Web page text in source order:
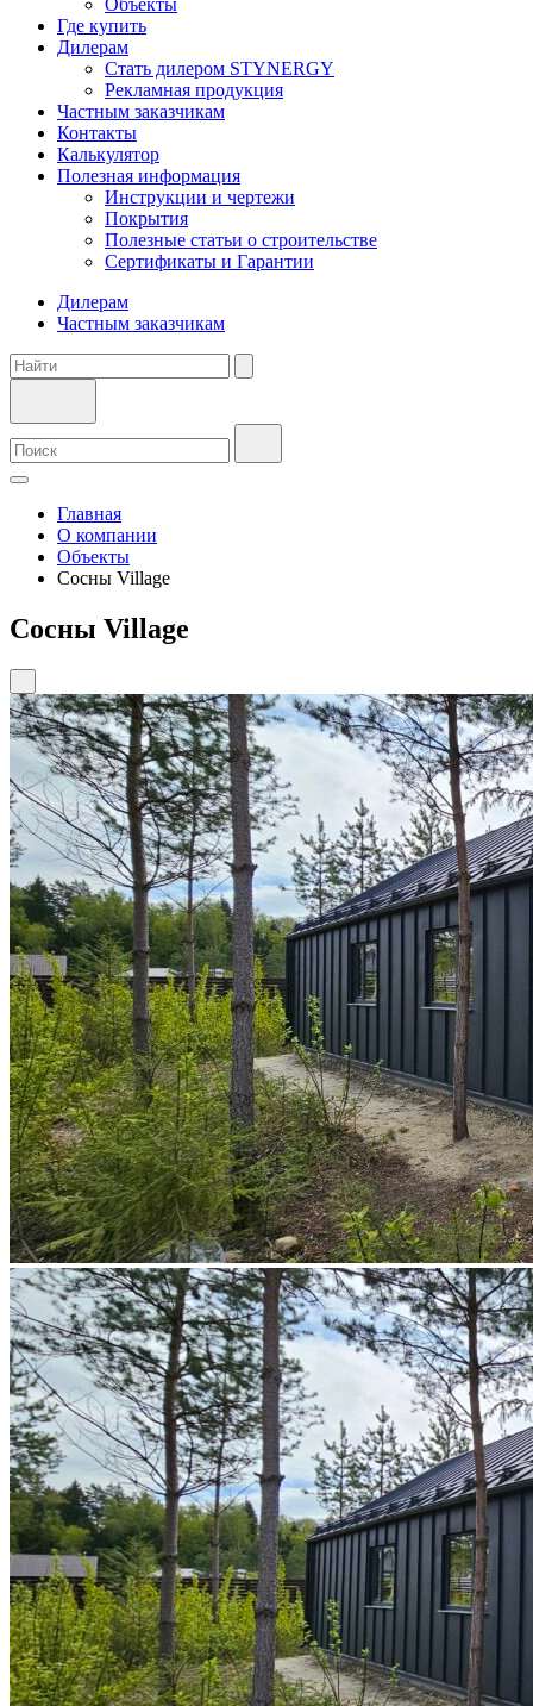
Где купить
Дилерам
Стать дилером STYNERGY
Рекламная продукция
Частным заказчикам
Контакты
Калькулятор
Полезная информация
Инструкции и чертежи
Покрытия
Полезные статьи о строительстве
Сертификаты и Гарантии
Дилерам
Частным заказчикам
Главная
О компании
Объекты
Сосны Village
Сосны Village